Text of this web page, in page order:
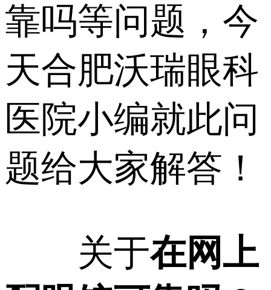
靠吗等问题，今
天合肥沃瑞眼科
医院小编就此问
题给大家解答！
关于在网上